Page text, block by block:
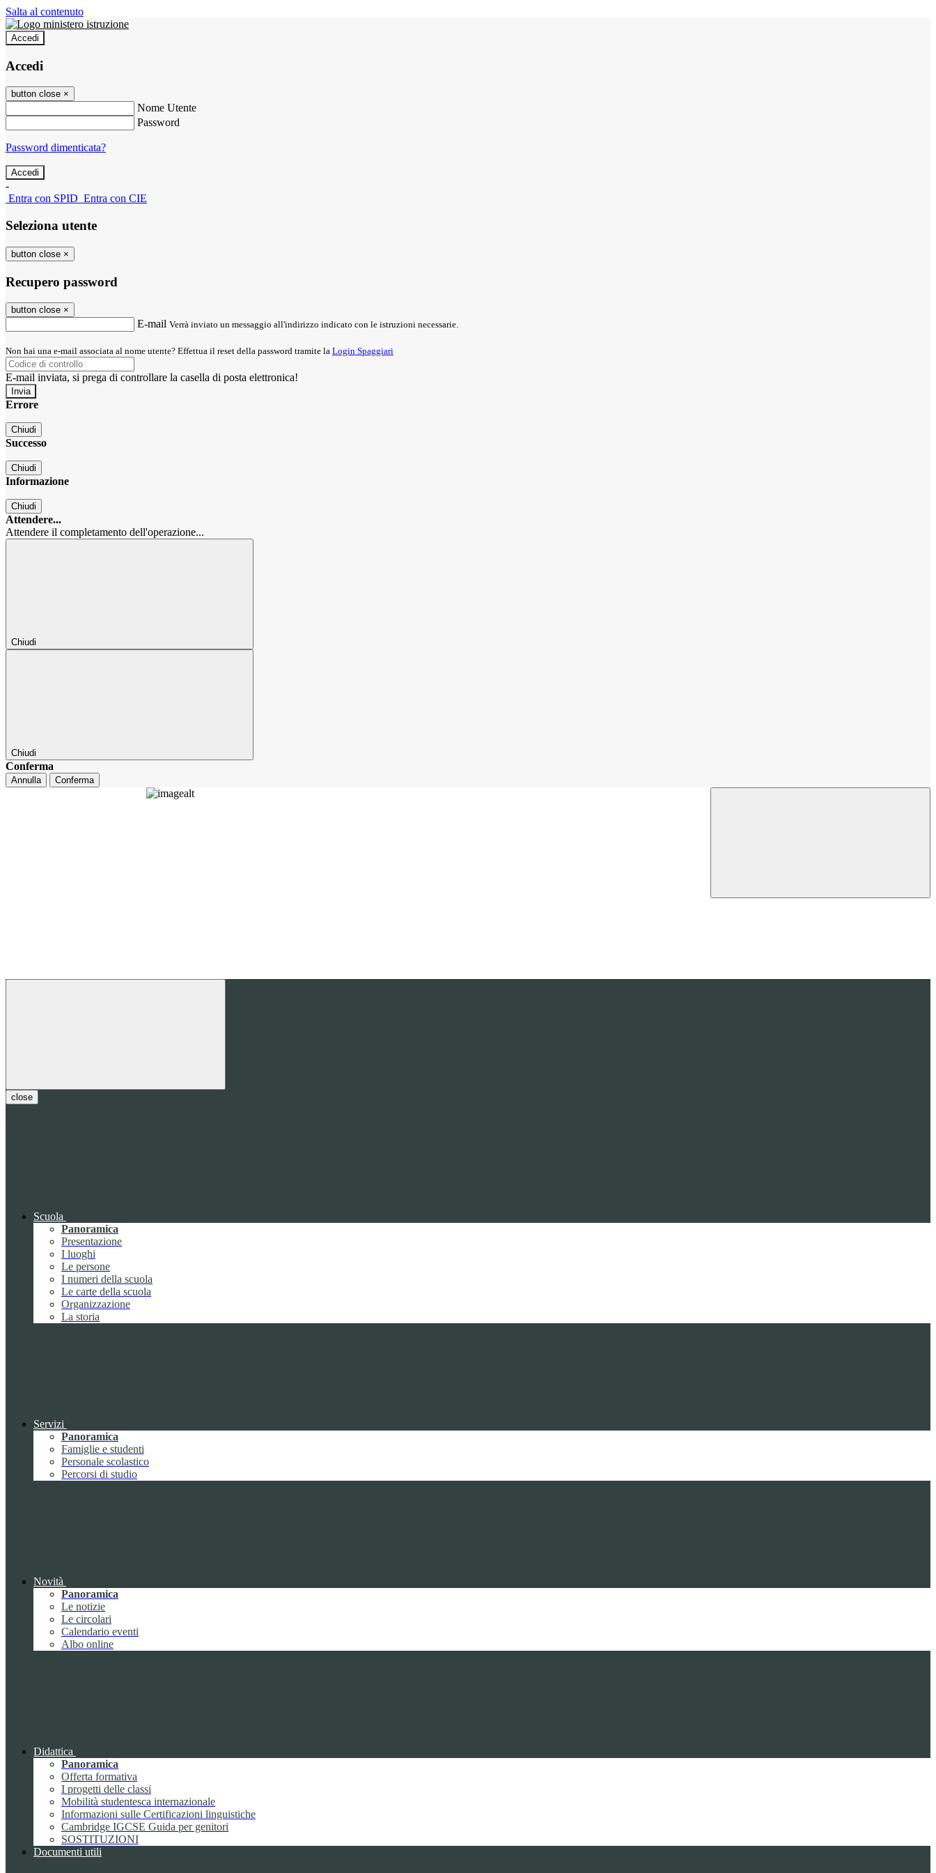
Salta al contenuto
Accedi
Accedi
button close ×
Nome Utente
Password
Password dimenticata?
-
Entra con SPID Entra con CIE
Seleziona utente
button close ×
Recupero password
button close ×
E-mail Verrà inviato un messaggio all'indirizzo indicato con le istruzioni necessarie.
Non hai una e-mail associata al nome utente? Effettua il reset della password tramite la Login Spaggiari
E-mail inviata, si prega di controllare la casella di posta elettronica!
Errore
Chiudi
Successo
Chiudi
Informazione
Chiudi
Attendere...
Attendere il completamento dell'operazione...
Chiudi
Chiudi
Conferma
Annulla Conferma
close
Scuola
Panoramica
Presentazione
I luoghi
Le persone
I numeri della scuola
Le carte della scuola
Organizzazione
La storia
Servizi
Panoramica
Famiglie e studenti
Personale scolastico
Percorsi di studio
Novità
Panoramica
Le notizie
Le circolari
Calendario eventi
Albo online
Didattica
Panoramica
Offerta formativa
I progetti delle classi
Mobilità studentesca internazionale
Informazioni sulle Certificazioni linguistiche
Cambridge IGCSE Guida per genitori
SOSTITUZIONI
Documenti utili